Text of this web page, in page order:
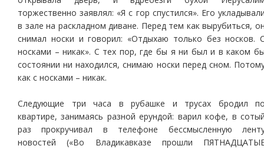
торжественно заявлял: «Я с гор спустился». Его
в зале на раскладном диване. Перед тем как вырубиться,
снимал носки и говорил: «Отдыхаю только без носков.
носками – никак». С тех пор, где бы я ни был и в каком
состоянии ни находился, снимаю носки перед сном.
как с носками – никак.
Следующие три часа в рубашке и трусах бродил
квартире, занимаясь разной ерундой: варил кофе, в
раз прокручивал в телефоне бессмысленную
новостей («Во Владикавказе прошли